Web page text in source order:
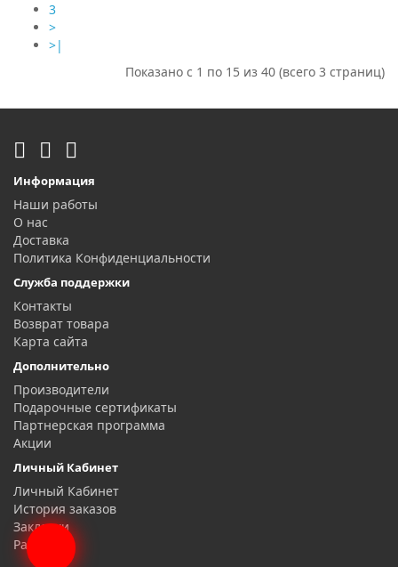
3
>
>|
Показано с 1 по 15 из 40 (всего 3 страниц)
Информация
Наши работы
О нас
Доставка
Политика Конфиденциальности
Служба поддержки
Контакты
Возврат товара
Карта сайта
Дополнительно
Производители
Подарочные сертификаты
Партнерская программа
Акции
Личный Кабинет
Личный Кабинет
История заказов
Закладки
Рассылка